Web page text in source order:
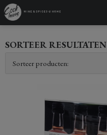
SORTEER RESULTATEN